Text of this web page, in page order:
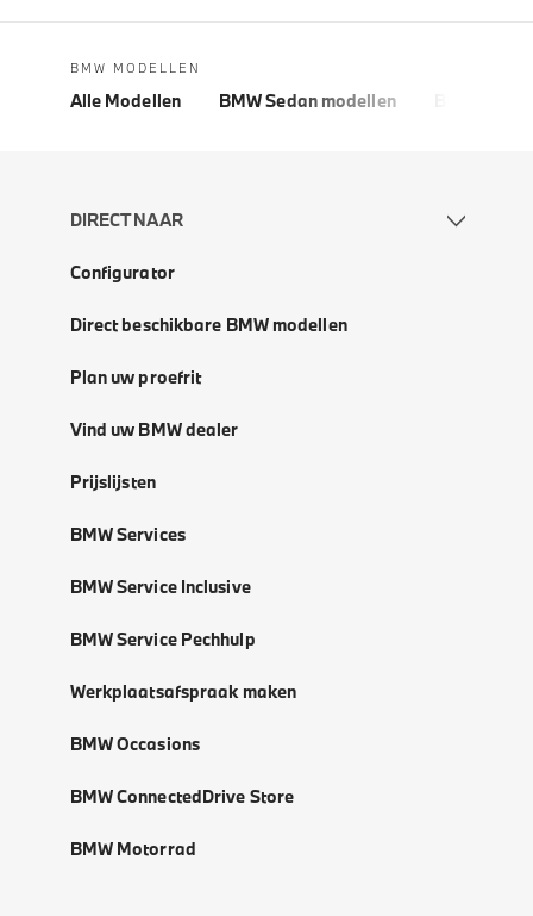
BMW MODELLEN
Alle Modellen BMW Sedan modellen
DIRECT NAAR
Configurator
Direct beschikbare BMW modellen
Plan uw proefrit
Vind uw BMW dealer
Prijslijsten
BMW Services
BMW Service Inclusive
BMW Service Pechhulp
Werkplaatsafspraak maken
BMW Occasions
BMW ConnectedDrive Store
BMW Motorrad